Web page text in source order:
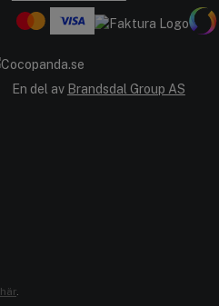
En del av Brandsdal Group AS
här.